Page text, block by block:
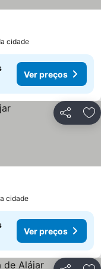
cidade
Ver preços
Partilhar
cidade
Ver preços